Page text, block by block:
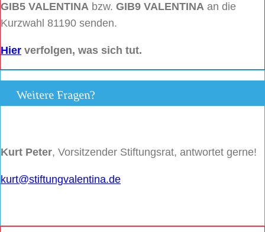
GIB5 VALENTINA bzw. GIB9 VALENTINA an die
Kurzwahl 81190 senden.
Hier verfolgen, was sich tut.
Weitere Fragen?
Kurt Peter, Vorsitzender Stiftungsrat, antwortet gerne!
kurt@stiftungvalentina.de